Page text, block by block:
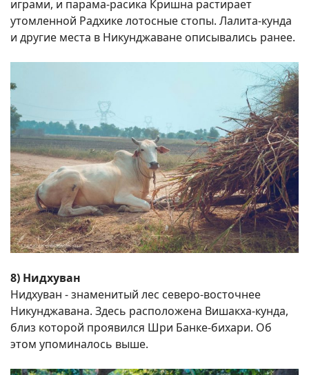
играми, и парама-расика Кришна растирает
утомленной Радхике лотосные стопы. Лалита-кунда
и другие места в Никунджаване описывались ранее.
8) Нидхуван
Нидхуван - знаменитый лес северо-восточнее
Никунджавана. Здесь расположена Вишакха-кунда,
близ которой проявился Шри Банке-бихари. Об
этом упоминалось выше.